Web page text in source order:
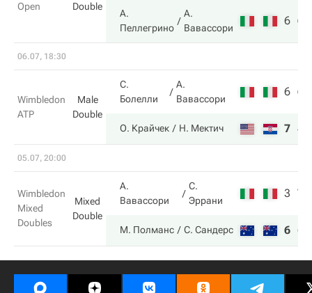
Open
Double
А.
Пеллегрино
А.
Вавассори
6 6
06.07, 18:30
Wimbledon
ATP
Male
Double
С.
Болелли
А.
Вавассори
6 6
О. Крайчек Н. Мектич 7 4
05.07, 20:00
Wimbledon
Mixed
Doubles
Mixed
Double
А.
Вавассори
С.
Эррани
3 7
М. Полманс С. Сандерс 6 6